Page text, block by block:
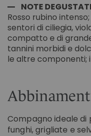
NOTE
Rosso rubino
sentori di ciliegia,
compatto e di
tannini morbidi e
le altre componenti;
Compagno ideale di
funghi, grigliate e